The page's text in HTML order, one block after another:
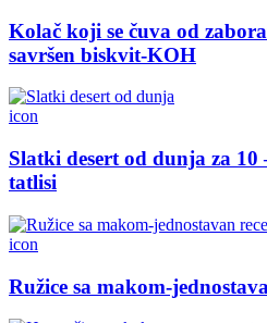
Kolač koji se čuva od
savršen biskvit-KOH
icon
Slatki desert od dunja za 10
tatlisi
icon
Ružice sa makom-